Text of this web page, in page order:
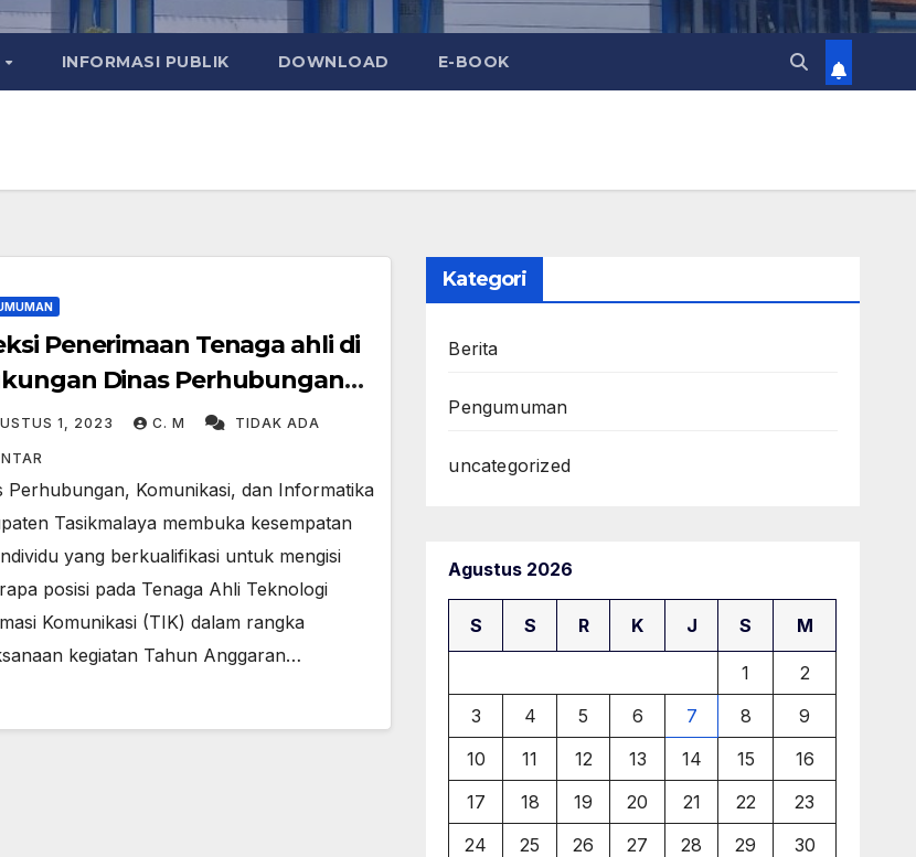
INFORMASI PUBLIK DOWNLOAD E-BOOK
Penerimaan Tenaga ahli di
Dinas Perhubungan
dan Informatika
1, 2023 C. M TIDAK ADA
Perhubungan, Komunikasi, dan Informatika
Tasikmalaya membuka kesempatan
yang berkualifikasi untuk mengisi
posisi pada Tenaga Ahli Teknologi
Komunikasi (TIK) dalam rangka
kegiatan Tahun Anggaran…
Kategori
Berita
Pengumuman
uncategorized
Agustus 2026
S S R K J S M
1
2
3
4 5 6 7 8
9
10
11 12 13 14 15
16
17
18 19 20 21 22
23
24
25 26 27 28 29
30